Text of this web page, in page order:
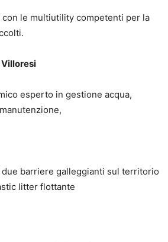
le multiutility competenti per la
Villoresi
esperto in gestione acqua,
barriere galleggianti sul territorio
litter flottante